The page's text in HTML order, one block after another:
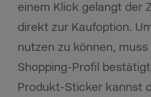
einem Klick gelangt der
direkt zur Kaufoption.
nutzen zu können,
Shopping-Profil
Produkt-Sticker kannst